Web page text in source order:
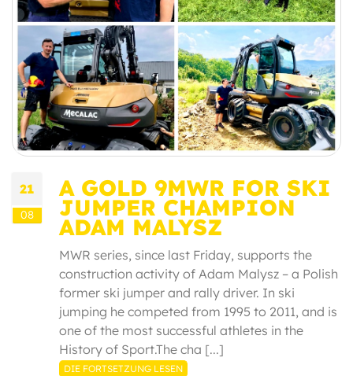
21
08
A GOLD 9MWR FOR SKI
JUMPER CHAMPION
ADAM MALYSZ
MWR series, since last Friday, supports the
construction activity of Adam Malysz – a Polish
former ski jumper and rally driver. In ski
jumping he competed from 1995 to 2011, and is
one of the most successful athletes in the
History of Sport.The cha [...]
DIE FORTSETZUNG LESEN